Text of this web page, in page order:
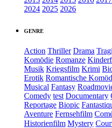
2024 2025 2026
GENRE
Action Thriller Drama
Komödie Romanze
Musik Kriegsfilm Krimi
Erotik Romantische
Musical Fantasy
Comedy test Documentary
Reportage Biopic
Aventure Fernsehfilm
Historienfilm Mystery